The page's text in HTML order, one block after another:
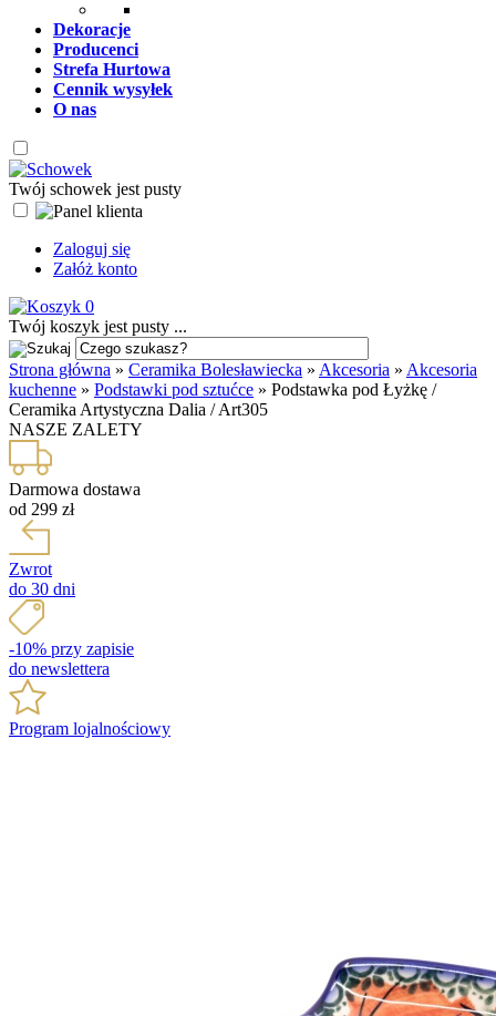
Dekoracje
Producenci
Strefa Hurtowa
Cennik wysyłek
O nas
Twój schowek jest pusty
Zaloguj się
Załóż konto
0
Twój koszyk jest pusty ...
Strona główna » Ceramika Bolesławiecka » Akcesoria » Akcesoria
kuchenne » Podstawki pod sztućce » Podstawka pod Łyżkę /
Ceramika Artystyczna Dalia / Art305
NASZE ZALETY
Darmowa dostawa
od 299 zł
Zwrot
do 30 dni
-10% przy zapisie
do newslettera
Program lojalnościowy